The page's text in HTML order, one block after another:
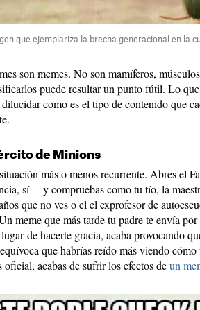
que ejemplariza la brecha generacional en la
son memes. No son mamíferos,
puede resultar un punto fútil. Lo
como es el tipo de contenido que
de Minions
más o menos recurrente. Abres el
sí— y compruebas como tu tío, la
que no ves o el el exprofesor de
meme que más tarde tu padre te envía
de hacerte gracia, acaba provocando
que habrías reído más viendo
oficial, acabas de sufrir los efectos deun